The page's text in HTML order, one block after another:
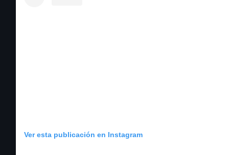
Ver esta publicación en Instagram